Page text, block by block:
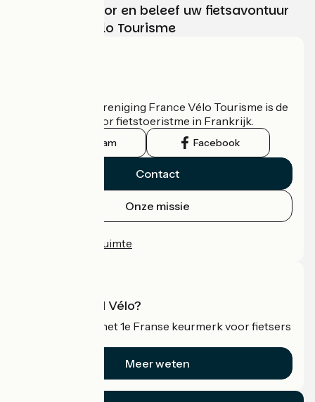
Kies, bereid voor en beleef uw fietsavontuur
met France Vélo Tourisme
De nationale vereniging France Vélo Tourisme is de
officiële gids voor fietstoeristme in Frankrijk.
Instagram Facebook
Contact
Onze missie
Professionele ruimte
Wat is Accueil Vélo?
Accueil Vélo is het 1e Franse keurmerk voor fietsers
Meer weten